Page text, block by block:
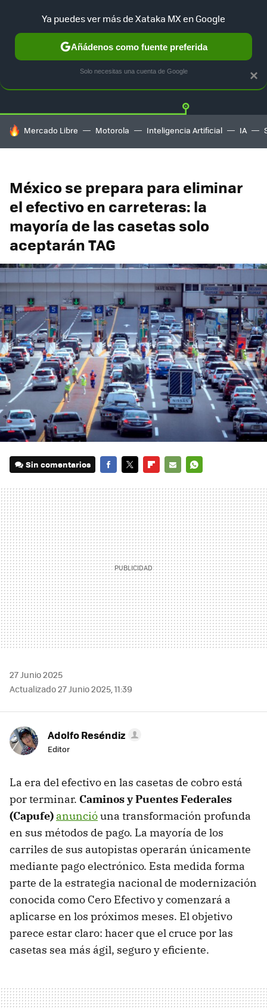
TESLA UBER AUTO ELECTRICO Twitter
HOY SE HABLA DE
Mercado Libre Motorola Inteligencia Artificial IA
México se prepara para eliminar
el efectivo en carreteras: la
mayoría de las casetas solo
aceptarán TAG
Sin comentarios
MAIL
27 Junio 2025
Actualizado 27 Junio 2025, 11:39
Adolfo Reséndiz
Editor
La era del efectivo en las casetas de cobro está
por terminar. Caminos y Puentes Federales
(Capufe) anuncióuna transformación profunda
en sus métodos de pago. La mayoría de los
carriles de sus autopistas operarán únicamente
mediante pago electrónico. Esta medida forma
parte de la estrategia nacional de modernización
conocida como Cero Efectivo y comenzará a
aplicarse en los próximos meses. El objetivo
parece estar claro: hacer que el cruce por las
casetas sea más ágil, seguro y eficiente.
×
Ya puedes ver más de Xataka MX en Google
Añádenos como fuente preferida
Solo necesitas una cuenta de Google